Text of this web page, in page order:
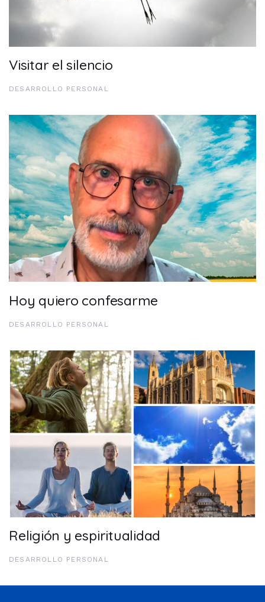
Visitar el silencio
DESARROLLO PERSONAL
Hoy quiero confesarme
DESARROLLO PERSONAL
Religión y espiritualidad
DESARROLLO PERSONAL